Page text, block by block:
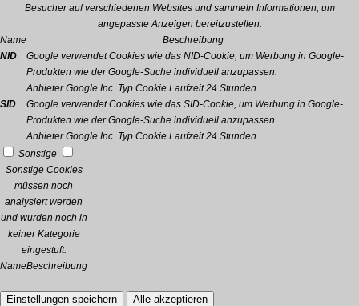
Besucher auf verschiedenen Websites und sammeln Informationen, um
angepasste Anzeigen bereitzustellen.
Name
Beschreibung
NID
Google verwendet Cookies wie das NID-Cookie, um Werbung in Google-
Produkten wie der Google-Suche individuell anzupassen.
Anbieter Google Inc. Typ Cookie Laufzeit 24 Stunden
SID
Google verwendet Cookies wie das SID-Cookie, um Werbung in Google-
Produkten wie der Google-Suche individuell anzupassen.
Anbieter Google Inc. Typ Cookie Laufzeit 24 Stunden
Sonstige
Sonstige Cookies
müssen noch
analysiert werden
und wurden noch in
keiner Kategorie
eingestuft.
NameBeschreibung
Einstellungen speichern Alle akzeptieren